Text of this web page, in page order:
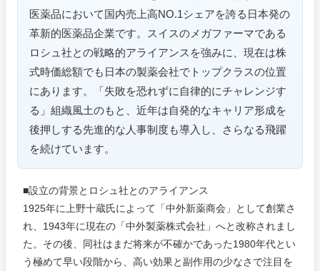
医薬品において国内売上高NO.1シェアを誇る日本発の
革新的医薬品企業です。スイスのメガファーマである
ロシュ社との戦略的アライアンスを強みに、現在は株
式時価総額でも日本の製薬会社でトップクラスの位置
にあります。「失敗を恐れずに自律的にチャレンジす
る」組織風土のもと、近年は自発的なキャリア形成を
後押しする先進的な人事制度も導入し、さらなる飛躍
を続けています。
■設立の背景とロシュ社とのアライアンス
1925年に上野十蔵氏によって「中外新薬商会」として創業さ
れ、1943年に現在の「中外製薬株式会社」へと改称されまし
た。その後、同社はまだ将来が不確かであった1980年代とい
う極めて早い段階から、高い効果と副作用の少なさで注目を
愛知県 三重県